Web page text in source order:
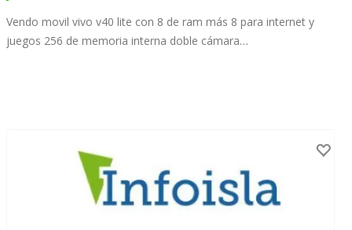
Vendo movil vivo v40 lite con 8 de ram más 8 para internet y
juegos 256 de memoria interna doble cámara…